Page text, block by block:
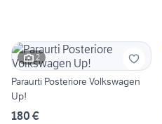
2
Paraurti Posteriore Volkswagen
Up!
180 €